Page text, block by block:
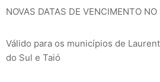
NOVAS DATAS DE VENCIMENTO
Válido para os municípios de
do Sul e Taió